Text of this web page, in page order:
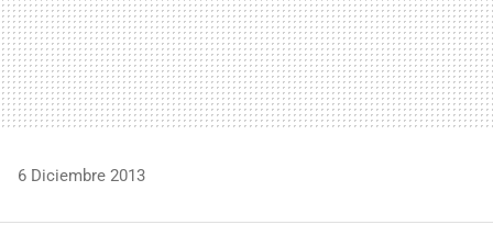
6 Diciembre 2013